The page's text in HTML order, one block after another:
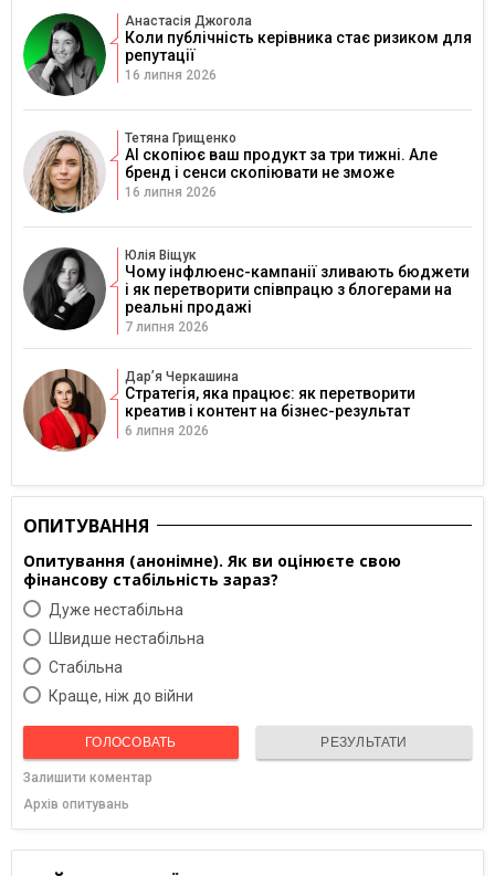
Анастасія Джогола
Коли публічність керівника стає ризиком для
репутації
16 липня 2026
Тетяна Грищенко
AI скопіює ваш продукт за три тижні. Але
бренд і сенси скопіювати не зможе
16 липня 2026
Юлія Віщук
Чому інфлюенс-кампанії зливають бюджети
і як перетворити співпрацю з блогерами на
реальні продажі
7 липня 2026
Дарʼя Черкашина
Стратегія, яка працює: як перетворити
креатив і контент на бізнес-результат
6 липня 2026
ОПИТУВАННЯ
Опитування (анонімне). Як ви оцінюєте свою
фінансову стабільність зараз?
Дуже нестабільна
Швидше нестабільна
Cтабільна
Краще, ніж до війни
ГОЛОСОВАТЬ РЕЗУЛЬТАТИ
Залишити коментар
Архів опитувань